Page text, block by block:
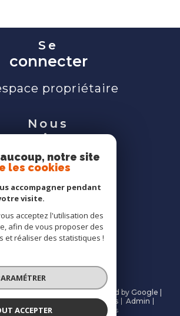
Se
connecter
propriétaire
Nous
suivre
Nous
adhérons
réservés | Traduction powered by Google |
Plan du site Mentions légales
Admin
Politique RGPD Cookies
notre site
les cookies
accompagner pendant
visite.
acceptez l'utilisation des
afin de vous proposer des
et réaliser des statistiques !
ACCEPTER